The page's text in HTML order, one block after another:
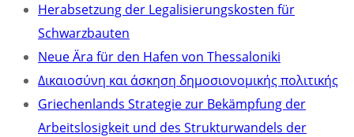
Herabsetzung der Legalisierungskosten für
Schwarzbauten
Neue Ära für den Hafen von Thessaloniki
Δικαιοσύνη και άσκηση δημοσιονομικής πολιτικής
Griechenlands Strategie zur Bekämpfung der
Arbeitslosigkeit und des Strukturwandels der